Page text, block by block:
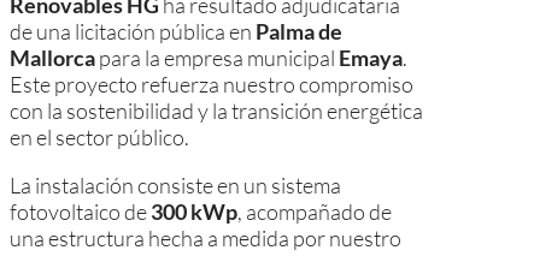
de una licitación pública en Palma de
Mallorcapara la empresa municipal Emaya.
Este proyecto refuerza nuestro compromiso
con la sostenibilidad y la transición energética
en el sector público.
La instalación consiste en un sistema
fotovoltaico de300 kWp, acompañado de
una estructura hecha a medida por nuestro